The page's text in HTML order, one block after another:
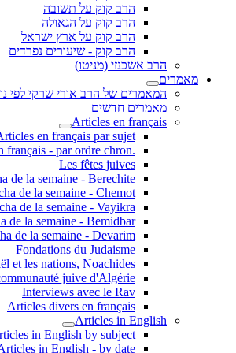
הרב קוק על תשובה
הרב קוק על הגאולה
הרב קוק על ארץ ישראל
הרב קוק - שיעורים נפרדים
הרב אשכנזי (מניטו)
מאמרים
המאמרים של הרב אורי שרקי לפי
מאמרים חדשים
Articles en français
en français par sujet
.Articles en français - par ordre chron
Les fêtes juives
de la semaine - Berechite
de la semaine - Chemot
de la semaine - Vayikra
de la semaine - Bemidbar
de la semaine - Devarim
Fondations du Judaisme
et les nations, Noachides
juive d'Algérie
Interviews avec le Rav
Articles divers en français
Articles in English
in English by subject
in English - by date